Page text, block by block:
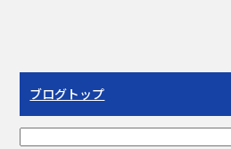
ブログトップ